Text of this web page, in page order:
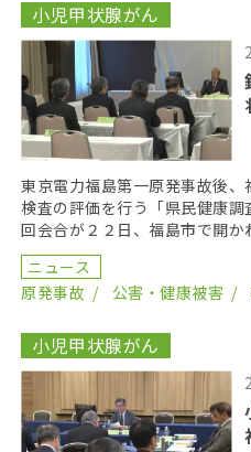
小児甲状腺がん
東京電力福島第一原発事故後
検査の評価を行う「県民健康
回会合が２２日、福島市で開
終え、委員が改選されてから
ニュース
原発事故
公害・健康被害
小児甲状腺がん